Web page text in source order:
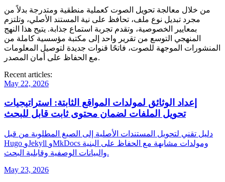
من خلال معالجة تحويل الصوت كعملية منطقية ومتدرجة بدلاً من
مجرد تبديل نوع ملف، تحافظ على نية المستند الأصلي، وتلتزم
بمعايير الخصوصية، وتقدم تجربة استماع جذابة. يتيح هذا النهج
المنهجي التوسع من تقرير واحد إلى مكتبة مؤسسية كاملة من
المنشورات الموجهة للصوت، فاتحًا قنوات جديدة لتوصيل المعلومات
مع الحفاظ على أمان المصدر.
Recent articles:
May 22, 2026
إعداد الوثائق لمولدات المواقع الثابتة: استراتيجيات
تحويل الملفات لضمان محتوى ثابت قابل للبحث
دليل تقني لتحويل المستندات الأصلية إلى الصيغ المطلوبة من قبل
Hugo وJekyll وMkDocs ومولدات مشابهة مع الحفاظ على البنية
والبيانات الوصفية وقابلية البحث.
May 23, 2026